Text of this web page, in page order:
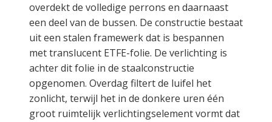
overdekt de volledige perrons en daarnaast
een deel van de bussen. De constructie bestaat
uit een stalen framewerk dat is bespannen
met translucent ETFE-folie. De verlichting is
achter dit folie in de staalconstructie
opgenomen. Overdag filtert de luifel het
zonlicht, terwijl het in de donkere uren één
groot ruimtelijk verlichtingselement vormt dat